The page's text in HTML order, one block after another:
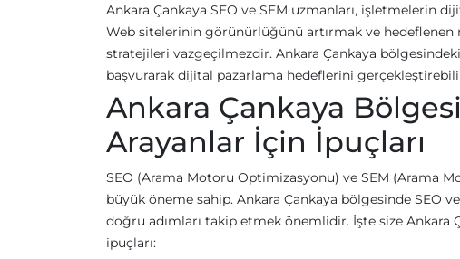
Ankara Çankaya SEO ve SEM uzmanları, işletmelerin
Web sitelerinin görünürlüğünü artırmak ve
stratejileri vazgeçilmezdir. Ankara Çankaya
başvurarak dijital pazarlama hedeflerini
Ankara Çankaya
Arayanlar İçin İpuçları
SEO (Arama Motoru Optimizasyonu) ve SEM (Arama
büyük öneme sahip. Ankara Çankaya bölgesinde SEO
doğru adımları takip etmek önemlidir. İşte size Ankara
ipuçları: